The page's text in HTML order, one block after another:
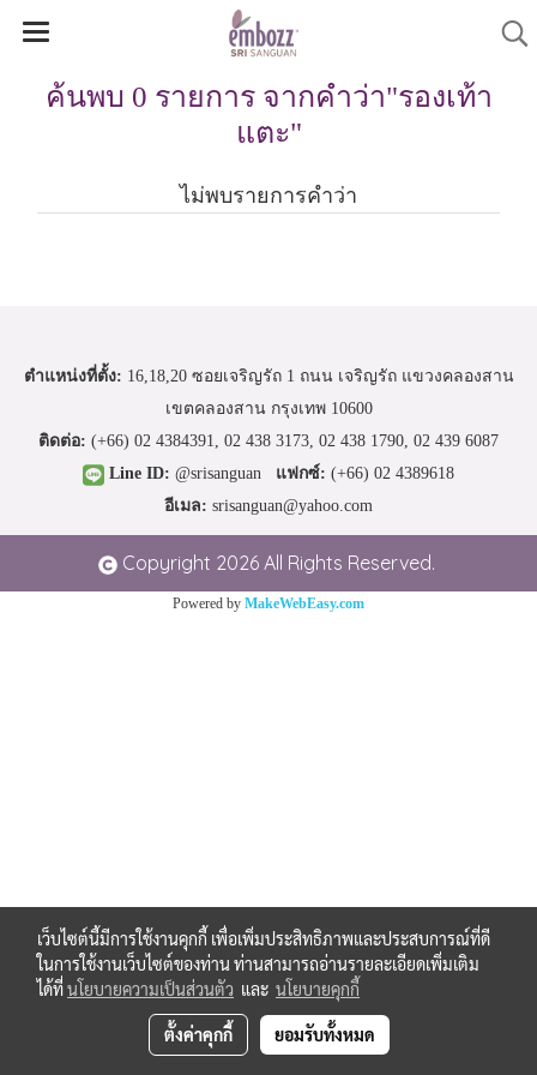
ค้นพบ 0 รายการ จากคำว่า"รองเท้า
แตะ"
ไม่พบรายการคำว่า
ตำแหน่งที่ตั้ง: 16,18,20 ซอยเจริญรัถ 1 ถนน เจริญรัถ แขวงคลองสาน
เขตคลองสาน กรุงเทพ 10600
ติดต่อ: (+66) 02 4384391, 02 438 3173, 02 438 1790, 02 439 6087
Line ID: @srisanguan แฟกซ์: (+66) 02 4389618
อีเมล: srisanguan@yahoo.com
Copyright 2026 All Rights Reserved.
Powered by MakeWebEasy.com
เว็บไซต์นี้มีการใช้งานคุกกี้ เพื่อเพิ่มประสิทธิภาพและประสบการณ์ที่ดี
ในการใช้งานเว็บไซต์ของท่าน ท่านสามารถอ่านรายละเอียดเพิ่มเติม
ได้ที่นโยบายความเป็นส่วนตัว และ นโยบายคุกกี้
ตั้งค่าคุกกี้ ยอมรับทั้งหมด